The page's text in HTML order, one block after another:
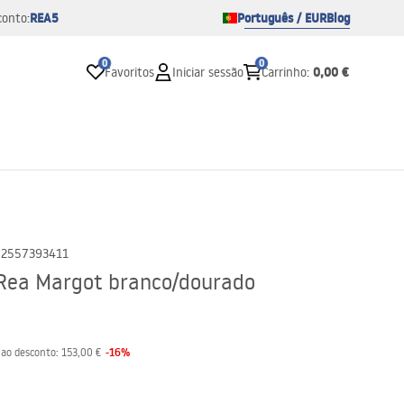
REA5 Português / EURBlog
0
Favoritos Iniciar sessão
0
Carrinho: 0,00 €
Margot branco/dourado
desconto: 153,00 € -16%